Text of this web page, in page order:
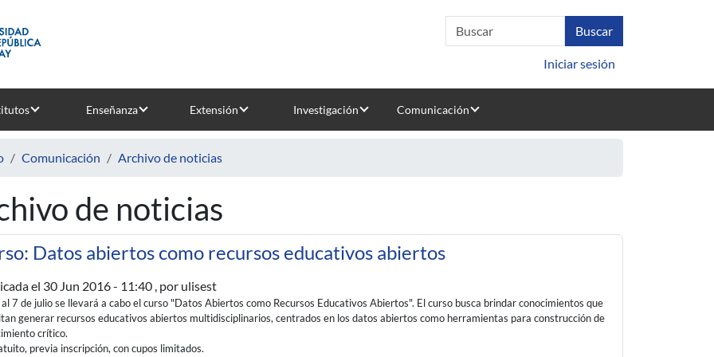
Iniciar sesión
Enseñanza Extensión Investigación Comunicación
Comunicación Archivo de noticias
de noticias
Datos abiertos como recursos educativos abiertos
el 30 Jun 2016 - 11:40 , por ulisest
7 de julio se llevará a cabo el curso "Datos Abiertos como Recursos Educativos Abiertos". El curso busca brindar conocimientos que
generar recursos educativos abiertos multidisciplinarios, centrados en los datos abiertos como herramientas para construcción de
crítico.
previa inscripción, con cupos limitados.